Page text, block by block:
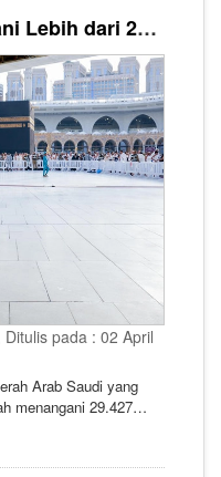
Tim Medis Saudi Tangani Lebih dari 29 RIbu Kasus Gawat Darurat di Makkah selama Ramadhan
Ditulis pada : 02 April
Arab Saudi yang
menangani 29.427
suci tersebut dalam 19
Saudi Press